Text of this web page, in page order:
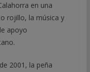
en una
rojillo, la música y
apoyo
2001, la peña